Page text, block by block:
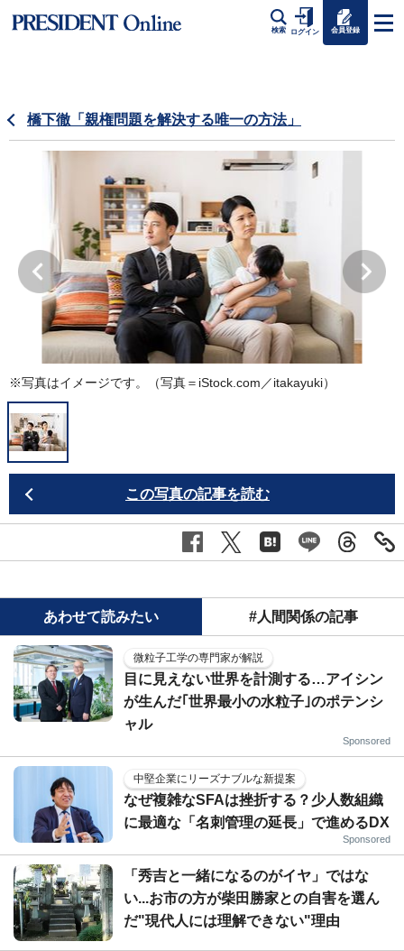
検索 ログイン 会員登録
橋下徹「親権問題を解決する唯一の方法」
※写真はイメージです。（写真＝iStock.com／itakayuki）
この写真の記事を読む
あわせて読みたい #人間関係の記事
微粒子工学の専門家が解説
目に見えない世界を計測する…アイシン
が生んだ｢世界最小の水粒子｣のポテンシ
ャル
Sponsored
中堅企業にリーズナブルな新提案
なぜ複雑なSFAは挫折する？少人数組織
に最適な「名刺管理の延長」で進めるDX
Sponsored
「秀吉と一緒になるのがイヤ」ではな
い...お市の方が柴田勝家との自害を選ん
だ"現代人には理解できない"理由